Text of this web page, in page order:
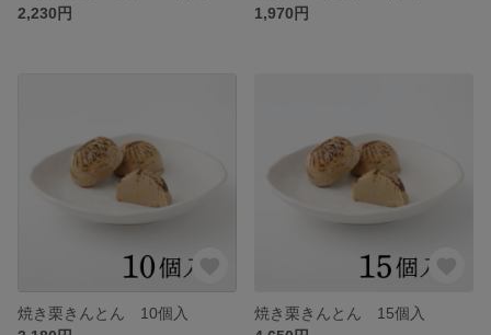
2,230円
1,970円
焼き栗きんとん 10個入
焼き栗きんとん 15個入